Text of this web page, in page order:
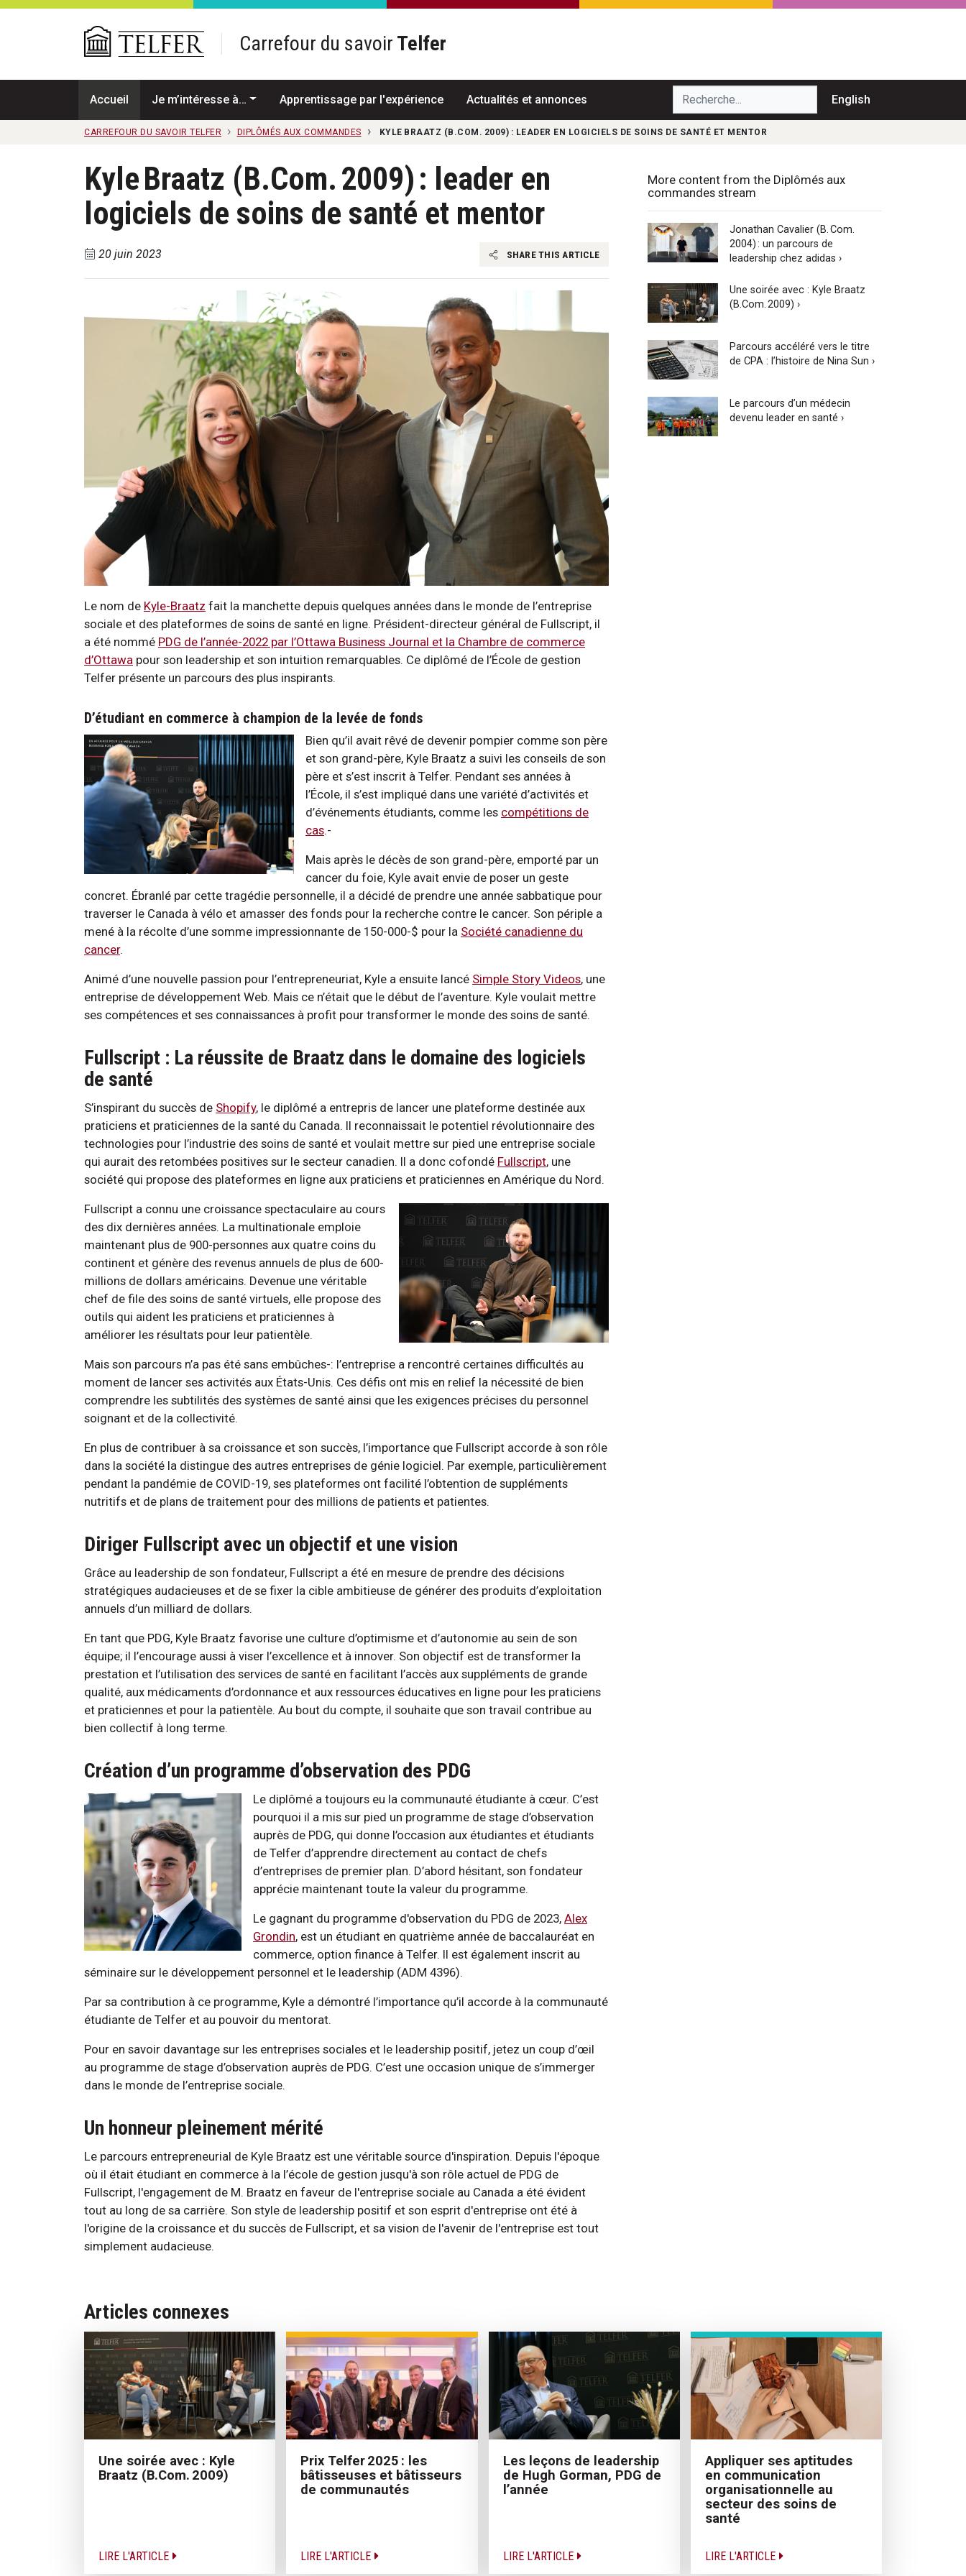
Passer au contenu principal
Carrefour du savoir Telfer
Accueil Je m’intéresse à… Apprentissage par l'expérience Actualités et annonces Recherche... English
CARREFOUR DU SAVOIR TELFER DIPLÔMÉS AUX COMMANDES KYLE BRAATZ (B.COM. 2009) : LEADER EN LOGICIELS DE SOINS DE SANTÉ ET MENTOR
Kyle Braatz (B.Com. 2009) : leader en
logiciels de soins de santé et mentor
20 juin 2023 SHARE THIS ARTICLE
Le nom de Kyle-Braatz fait la manchette depuis quelques années dans le monde de l’entreprise
sociale et des plateformes de soins de santé en ligne. Président-directeur général de Fullscript, il
a été nommé PDG de l’année-2022 par l’Ottawa Business Journal et la Chambre de commerce
d’Ottawa pour son leadership et son intuition remarquables. Ce diplômé de l’École de gestion
Telfer présente un parcours des plus inspirants.
D’étudiant en commerce à champion de la levée de fonds
Bien qu’il avait rêvé de devenir pompier comme son père
et son grand-père, Kyle Braatz a suivi les conseils de son
père et s’est inscrit à Telfer. Pendant ses années à
l’École, il s’est impliqué dans une variété d’activités et
d’événements étudiants, comme les compétitions de
cas.-
Mais après le décès de son grand-père, emporté par un
cancer du foie, Kyle avait envie de poser un geste
concret. Ébranlé par cette tragédie personnelle, il a décidé de prendre une année sabbatique pour
traverser le Canada à vélo et amasser des fonds pour la recherche contre le cancer. Son périple a
mené à la récolte d’une somme impressionnante de 150-000-$ pour la Société canadienne du
cancer.
Animé d’une nouvelle passion pour l’entrepreneuriat, Kyle a ensuite lancé Simple Story Videos, une
entreprise de développement Web. Mais ce n’était que le début de l’aventure. Kyle voulait mettre
ses compétences et ses connaissances à profit pour transformer le monde des soins de santé.
Fullscript : La réussite de Braatz dans le domaine des logiciels
de santé
S’inspirant du succès de Shopify, le diplômé a entrepris de lancer une plateforme destinée aux
praticiens et praticiennes de la santé du Canada. Il reconnaissait le potentiel révolutionnaire des
technologies pour l’industrie des soins de santé et voulait mettre sur pied une entreprise sociale
qui aurait des retombées positives sur le secteur canadien. Il a donc cofondé Fullscript, une
société qui propose des plateformes en ligne aux praticiens et praticiennes en Amérique du Nord.
Fullscript a connu une croissance spectaculaire au cours
des dix dernières années. La multinationale emploie
maintenant plus de 900-personnes aux quatre coins du
continent et génère des revenus annuels de plus de 600-
millions de dollars américains. Devenue une véritable
chef de file des soins de santé virtuels, elle propose des
outils qui aident les praticiens et praticiennes à
améliorer les résultats pour leur patientèle.
Mais son parcours n’a pas été sans embûches-: l’entreprise a rencontré certaines difficultés au
moment de lancer ses activités aux États-Unis. Ces défis ont mis en relief la nécessité de bien
comprendre les subtilités des systèmes de santé ainsi que les exigences précises du personnel
soignant et de la collectivité.
En plus de contribuer à sa croissance et son succès, l’importance que Fullscript accorde à son rôle
dans la société la distingue des autres entreprises de génie logiciel. Par exemple, particulièrement
pendant la pandémie de COVID-19, ses plateformes ont facilité l’obtention de suppléments
nutritifs et de plans de traitement pour des millions de patients et patientes.
Diriger Fullscript avec un objectif et une vision
Grâce au leadership de son fondateur, Fullscript a été en mesure de prendre des décisions
stratégiques audacieuses et de se fixer la cible ambitieuse de générer des produits d’exploitation
annuels d’un milliard de dollars.
En tant que PDG, Kyle Braatz favorise une culture d’optimisme et d’autonomie au sein de son
équipe; il l’encourage aussi à viser l’excellence et à innover. Son objectif est de transformer la
prestation et l’utilisation des services de santé en facilitant l’accès aux suppléments de grande
qualité, aux médicaments d’ordonnance et aux ressources éducatives en ligne pour les praticiens
et praticiennes et pour la patientèle. Au bout du compte, il souhaite que son travail contribue au
bien collectif à long terme.
Création d’un programme d’observation des PDG
Le diplômé a toujours eu la communauté étudiante à cœur. C’est
pourquoi il a mis sur pied un programme de stage d’observation
auprès de PDG, qui donne l’occasion aux étudiantes et étudiants
de Telfer d’apprendre directement au contact de chefs
d’entreprises de premier plan. D’abord hésitant, son fondateur
apprécie maintenant toute la valeur du programme.
Le gagnant du programme d'observation du PDG de 2023, Alex
Grondin, est un étudiant en quatrième année de baccalauréat en
commerce, option finance à Telfer. Il est également inscrit au
séminaire sur le développement personnel et le leadership (ADM 4396).
Par sa contribution à ce programme, Kyle a démontré l’importance qu’il accorde à la communauté
étudiante de Telfer et au pouvoir du mentorat.
Pour en savoir davantage sur les entreprises sociales et le leadership positif, jetez un coup d’œil
au programme de stage d’observation auprès de PDG. C’est une occasion unique de s’immerger
dans le monde de l’entreprise sociale.
Un honneur pleinement mérité
Le parcours entrepreneurial de Kyle Braatz est une véritable source d'inspiration. Depuis l'époque
où il était étudiant en commerce à la l’école de gestion jusqu'à son rôle actuel de PDG de
Fullscript, l'engagement de M. Braatz en faveur de l'entreprise sociale au Canada a été évident
tout au long de sa carrière. Son style de leadership positif et son esprit d'entreprise ont été à
l'origine de la croissance et du succès de Fullscript, et sa vision de l'avenir de l'entreprise est tout
simplement audacieuse.
More content from the Diplômés aux
commandes stream
Jonathan Cavalier (B. Com.
2004) : un parcours de
leadership chez adidas ›
Une soirée avec : Kyle Braatz
(B.Com. 2009) ›
Parcours accéléré vers le titre
de CPA : l’histoire de Nina Sun ›
Le parcours d’un médecin
devenu leader en santé ›
Articles connexes
Une soirée avec : Kyle
Braatz (B.Com. 2009)
LIRE L'ARTICLE
Prix Telfer 2025 : les
bâtisseuses et bâtisseurs
de communautés
LIRE L'ARTICLE
Les leçons de leadership
de Hugh Gorman, PDG de
l’année
LIRE L'ARTICLE
Appliquer ses aptitudes
en communication
organisationnelle au
secteur des soins de
santé
LIRE L'ARTICLE